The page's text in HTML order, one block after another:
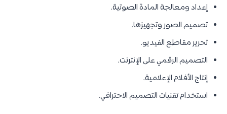
إعداد ومعالجة المادة الصوتية.
تصميم الصور وتجهيزها.
تحرير مقاطع الفيديو.
التصميم الرقمي على الإنترنت.
إنتاج الأفلام الإعلامية.
استخدام تقنيات التصميم الاحترافي.